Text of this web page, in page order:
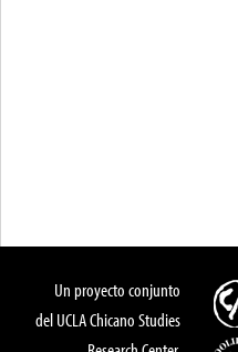
Un proyecto conjunto
del UCLA Chicano Studies